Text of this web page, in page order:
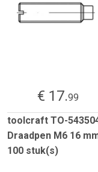
€ 17.99
toolcraft TO-
Draadpen M6 16
100 stuk(s)